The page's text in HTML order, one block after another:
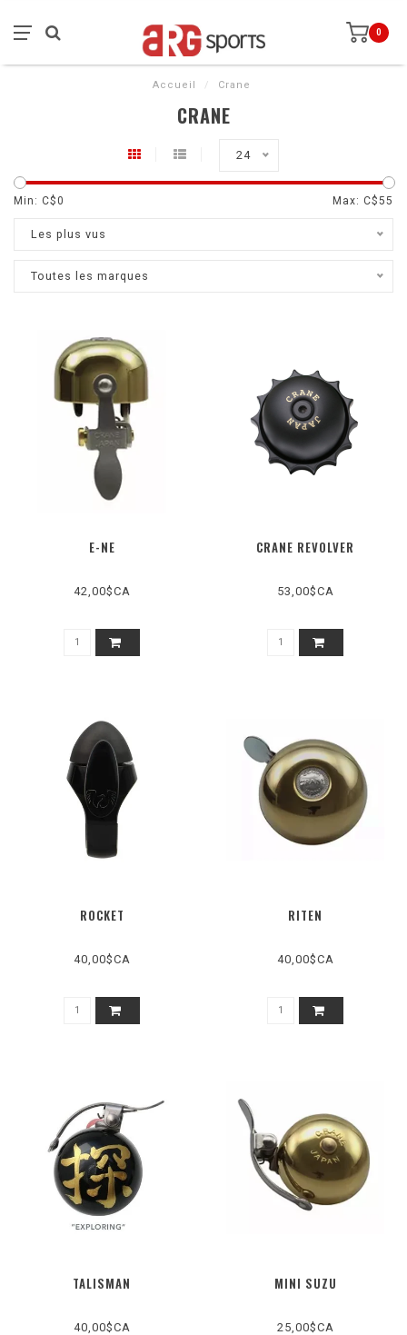
0
Accueil / Crane
CRANE
24
Min: C$0 Max: C$55
Les plus vus
Toutes les marques
E-NE
42,00$CA
CRANE REVOLVER
53,00$CA
ROCKET
40,00$CA
RITEN
40,00$CA
TALISMAN
40,00$CA
MINI SUZU
25,00$CA